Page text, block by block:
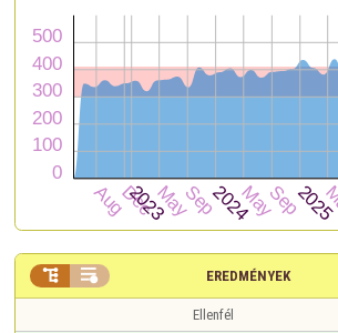
EREDMÉNYEK
 
Ellenfél